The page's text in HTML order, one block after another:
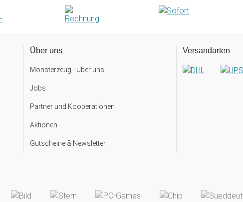
Über uns
Monsterzeug - Über uns
Jobs
Partner und Kooperationen
Aktionen
Gutscheine & Newsletter
Versandarten